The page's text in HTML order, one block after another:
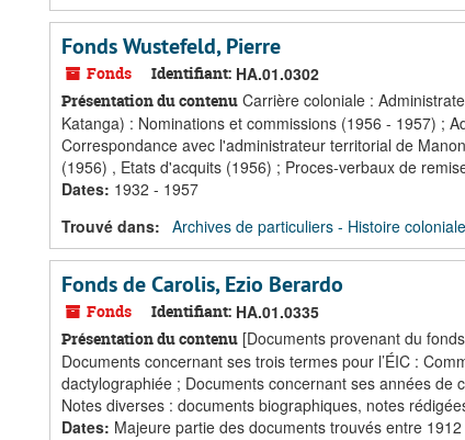
Fonds Wustefeld, Pierre
Fonds Identifiant: HA.01.0302
Présentation du contenu Carrière coloniale :
Katanga) : Nominations et commissions (1956 - 1957) ;
Correspondance avec l'administrateur territorial de
(1956) , Etats d'acquits (1956) ; Proces-verbaux de
Dates: 1932 - 1957
Trouvé dans: Archives de particuliers - Histoire coloniale
Fonds de Carolis, Ezio Berardo
Fonds Identifiant: HA.01.0335
Présentation du contenu [Documents provenant du
Documents concernant ses trois termes pour l’ÉIC :
dactylographiée ; Documents concernant ses années
Notes diverses : documents biographiques, notes
Dates: Majeure partie des documents trouvés entre